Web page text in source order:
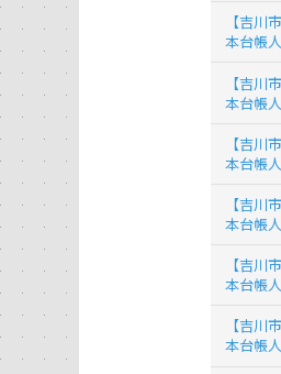
【吉川
本台帳
【吉川
本台帳
【吉川
本台帳
【吉川
本台帳
【吉川
本台帳
【吉川
本台帳